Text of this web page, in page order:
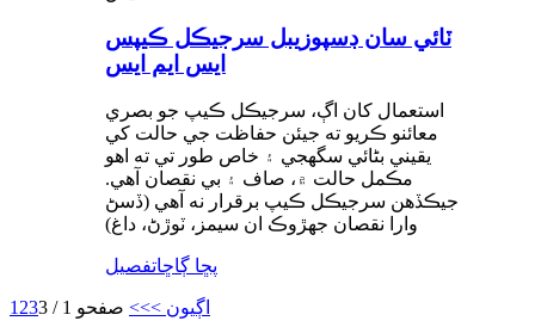
ٽائي سان ڊسپوزيبل سرجيڪل ڪيپس
ايس ايم ايس
استعمال کان اڳ، سرجيڪل ڪيپ جو بصري
معائنو ڪريو ته جيئن حفاظت جي حالت کي
يقيني بڻائي سگهجي ۽ خاص طور تي ته اهو
مڪمل حالت ۾، صاف ۽ بي نقصان آهي.
جيڪڏهن سرجيڪل ڪيپ برقرار نه آهي (ڏسڻ
وارا نقصان جهڙوڪ ان سيمز، ٽوڙڻ، داغ)
پڇا ڳاڇاتفصيل
1 23 اڳيون >>> صفحو 1 / 3